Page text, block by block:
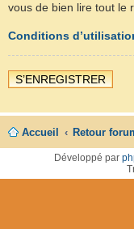
vous de bien lire tout le
Conditions
S’ENREGISTRER
Accueil Retour
Développé par